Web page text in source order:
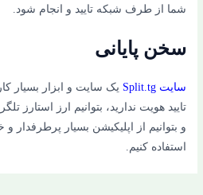
شما از طرف شبکه تایید و انجام شود.
سخن پایانی
سایت Split.tg
یک سایت و ابزار بسیار
تایید هویت ندارید، بتوانیم ارز استارز
و بتوانیم از اپلیکیشن بسیار
استفاده کنیم.